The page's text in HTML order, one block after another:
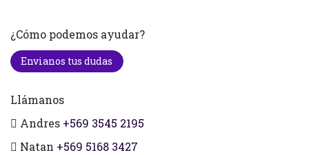
¿Cómo podemos ayudar?
Envianos tus dudas
Llámanos
Andres +569 3545 2195
Natan +569 5168 3427